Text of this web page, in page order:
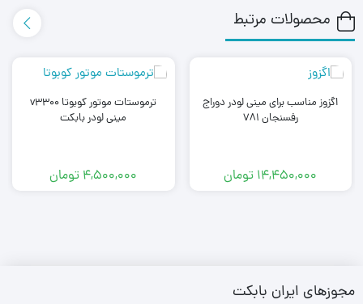
محصولات مرتبط
اگزوز مناسب برای مینی لودر دوراج
رفسنجان 781
14,450,000 تومان
ترموستات موتور کوبوتا v3300
مینی لودر بابکت
4,500,000 تومان
مجوزهای ایران بابکت